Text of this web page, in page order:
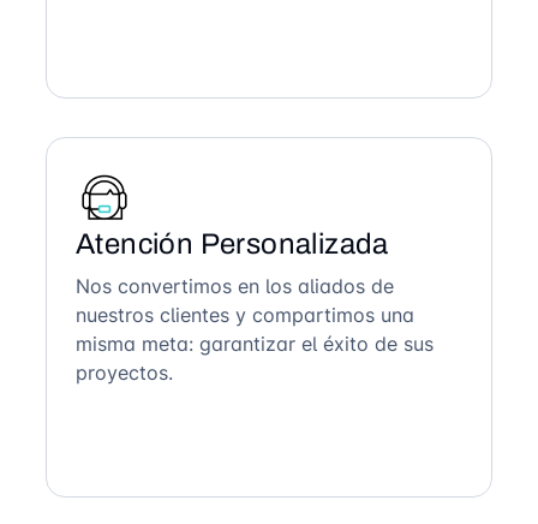
Atención Personalizada
Nos convertimos en los aliados de
nuestros clientes y compartimos una
misma meta: garantizar el éxito de sus
proyectos.